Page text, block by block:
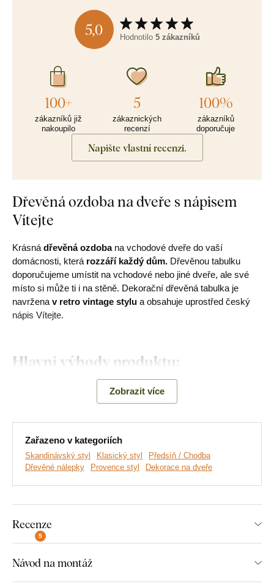
5,0 Hodnotilo 5 zákazníků
100+
zákazníků již
nakoupilo
5
zákaznických
recenzí
100%
zákazníků
doporučuje
Napište vlastní recenzi.
Dřevěná ozdoba na dveře s nápisem
Vítejte
Krásná dřevěná ozdobana vchodové dveře do vaší
domácnosti, která rozzáří každý dům. Dřevěnou tabulku
doporučujeme umístit na vchodové nebo jiné dveře, ale své
místo si může ti i na stěně. Dekorační dřevěná tabulka je
navržena v retro vintage stylu a obsahuje uprostřed český
nápis Vítejte.
Hlavní výhody produktu:
Ekologická výroba
Nadčasová dekorace
Český nápis
Montáž, kterou zvládne každý:
Instalace dekorace je opravdu snadná :) Pro zavěšení
Zobrazit více
Zařazeno v kategoriích
Skandinávský styl Klasický styl
Předsíň / Chodba
Dřevěné nálepky
Provence styl Dekorace na dveře
Recenze
5
Návod na montáž